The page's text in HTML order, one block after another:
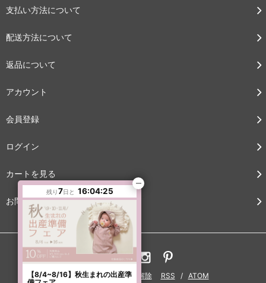
支払い方法について
配送方法について
返品について
アカウント
会員登録
ログイン
カートを見る
お問い合わせ
ブログ メルマガ登録・解除 RSS / ATOM
残り7日と 16:04:23
【8/4~8/16】秋生まれの出産準